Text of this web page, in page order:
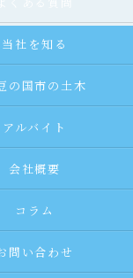
当社を知る
の国市の土木
アルバイト
会社概要
コラム
問い合わせ